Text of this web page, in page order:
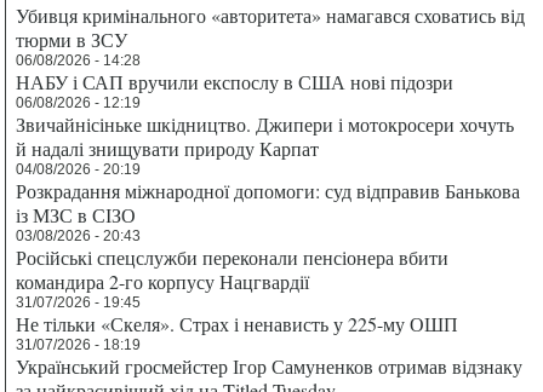
Убивця кримінального «авторитета» намагався сховатись від
тюрми в ЗСУ
06/08/2026 - 14:28
НАБУ і САП вручили експослу в США нові підозри
06/08/2026 - 12:19
Звичайнісіньке шкідництво. Джипери і мотокросери хочуть
й надалі знищувати природу Карпат
04/08/2026 - 20:19
Розкрадання міжнародної допомоги: суд відправив Банькова
із МЗС в СІЗО
03/08/2026 - 20:43
Російські спецслужби переконали пенсіонера вбити
командира 2-го корпусу Нацгвардії
31/07/2026 - 19:45
Не тільки «Скеля». Страх і ненависть у 225-му ОШП
31/07/2026 - 18:19
Український гросмейстер Ігор Самуненков отримав відзнаку